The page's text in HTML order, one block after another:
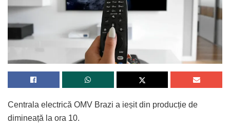
Centrala electrică OMV Brazi a ieșit din producție de
dimineață la ora 10.